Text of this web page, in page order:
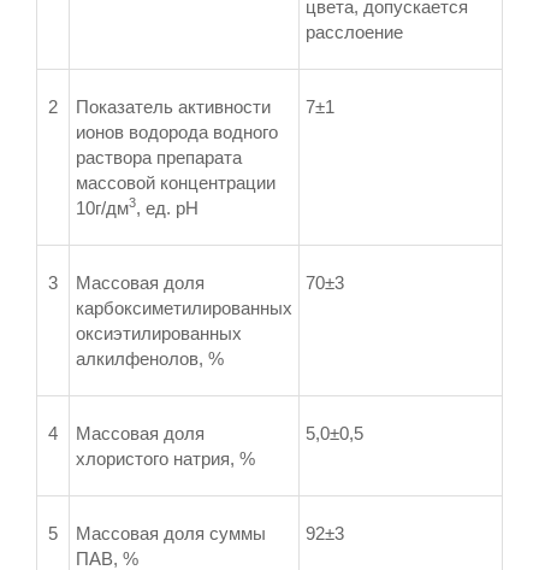
цвета, допускается
расслоение
2
Показатель активности
ионов водорода водного
раствора препарата
массовой концентрации
10г/дм3, ед. рН
7±1
3
Массовая доля
карбоксиметилированных
оксиэтилированных
алкилфенолов, %
70±3
4
Массовая доля
хлористого натрия, %
5,0±0,5
5
Массовая доля суммы
ПАВ, %
92±3